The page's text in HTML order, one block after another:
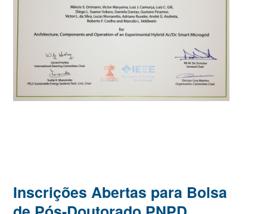
Inscrições Abertas para Bolsa